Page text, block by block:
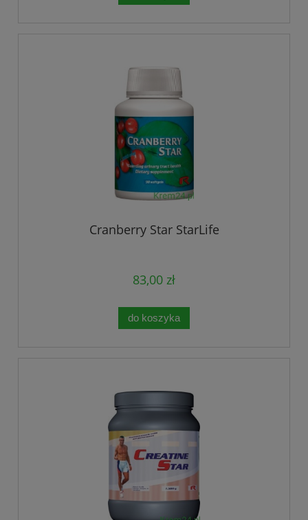
Cranberry Star StarLife
83,00 zł
do koszyka